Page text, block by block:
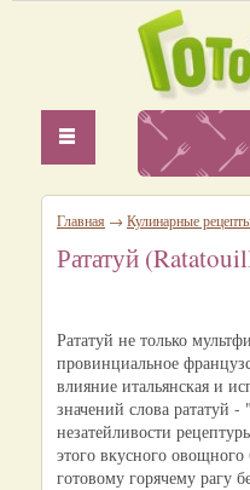
Главная → Кулинарные
Рататуй
Рататуй не только
провинциальное
влияние итальянская и
значений слова рататуй
незатейливости
этого вкусного овощного
готовому горячему рагу